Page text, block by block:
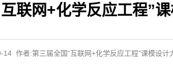
联网+化学反应工程”
14 作者:第三届全国“互联网+化学反应工程”课模设计